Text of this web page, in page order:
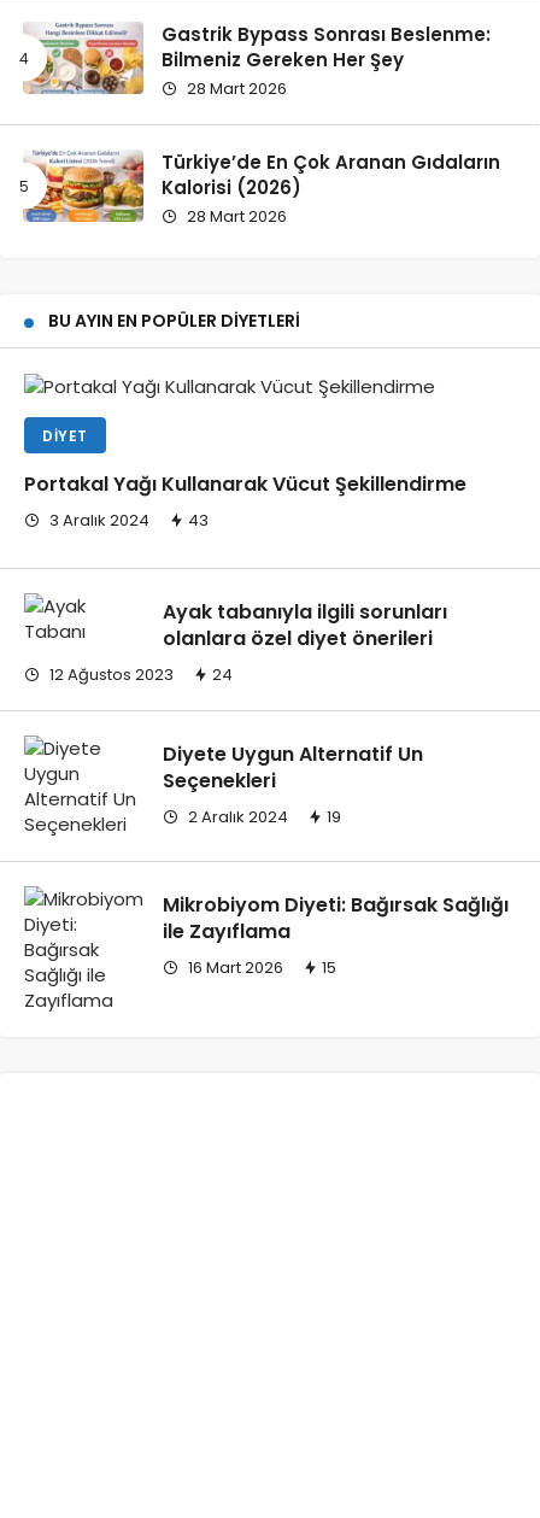
Gastrik Bypass Sonrası Beslenme:
Bilmeniz Gereken Her Şey
28 Mart 2026
Türkiye’de En Çok Aranan Gıdaların
Kalorisi (2026)
28 Mart 2026
BU AYIN EN POPÜLER DIYETLERI
DIYET
Portakal Yağı Kullanarak Vücut Şekillendirme
3 Aralık 2024 43
Ayak tabanıyla ilgili sorunları
olanlara özel diyet önerileri
12 Ağustos 2023 24
Diyete Uygun Alternatif Un
Seçenekleri
2 Aralık 2024 19
Mikrobiyom Diyeti: Bağırsak Sağlığı
ile Zayıflama
16 Mart 2026 15